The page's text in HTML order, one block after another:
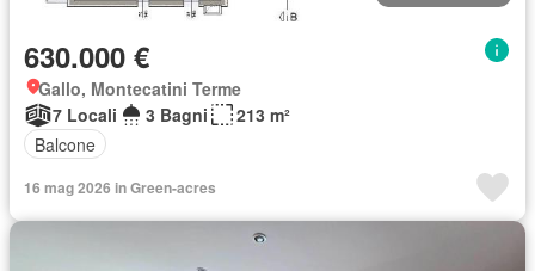
630.000 €
Gallo, Montecatini Terme
7 Locali
3 Bagni
213 m²
Balcone
16 mag 2026 in Green-acres